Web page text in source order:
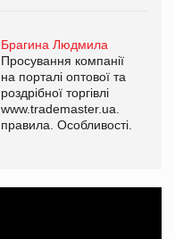
Брагина Людмила
Просування компанії
на порталі оптової та
роздрібної торгівлі
www.trademaster.ua.
правила. Особливості.